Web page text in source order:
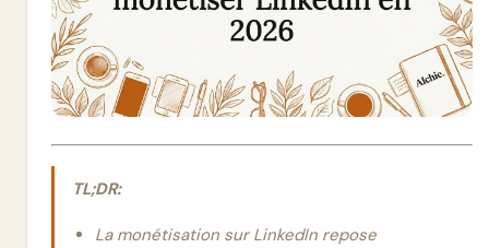
TL;DR:
La monétisation sur LinkedIn repose